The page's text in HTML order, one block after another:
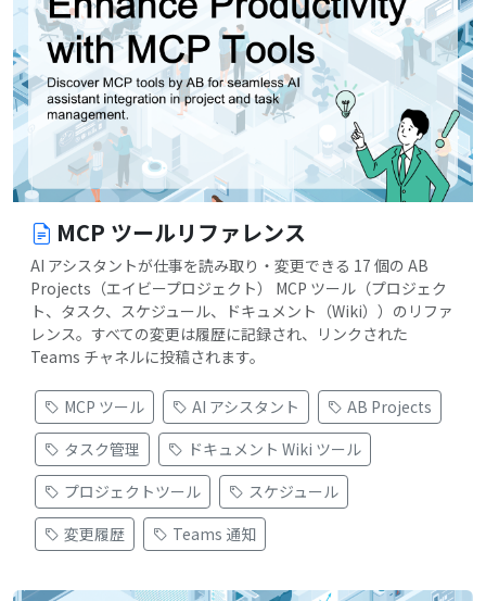
MCP ツールリファレンス
AI アシスタントが仕事を読み取り・変更できる 17 個の AB
Projects（エイビープロジェクト） MCP ツール（プロジェク
ト、タスク、スケジュール、ドキュメント（Wiki））のリファ
レンス。すべての変更は履歴に記録され、リンクされた
Teams チャネルに投稿されます。
MCP ツール AI アシスタント
AB Projects
タスク管理
ドキュメント Wiki ツール
プロジェクトツール
スケジュール
変更履歴
Teams 通知